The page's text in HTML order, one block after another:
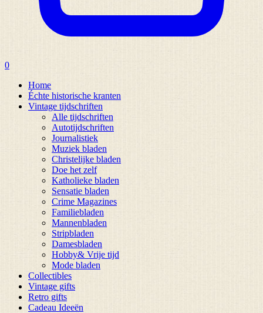
0
Home
Échte historische kranten
Vintage tijdschriften
Alle tijdschriften
Autotijdschriften
Journalistiek
Muziek bladen
Christelijke bladen
Doe het zelf
Katholieke bladen
Sensatie bladen
Crime Magazines
Familiebladen
Mannenbladen
Stripbladen
Damesbladen
Hobby& Vrije tijd
Mode bladen
Collectibles
Vintage gifts
Retro gifts
Cadeau Ideeën